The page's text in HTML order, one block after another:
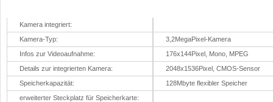
Kamera integriert:
Kamera-Typ:
3,2MegaPixel-Kamera
Infos zur Videoaufnahme:
176x144Pixel, Mono, MPEG
Details zur integrierten Kamera:
2048x1536Pixel, CMOS-Sensor
Speicherkapazität:
128Mbyte flexibler Speicher
erweiterter Steckplatz für Speicherkarte: